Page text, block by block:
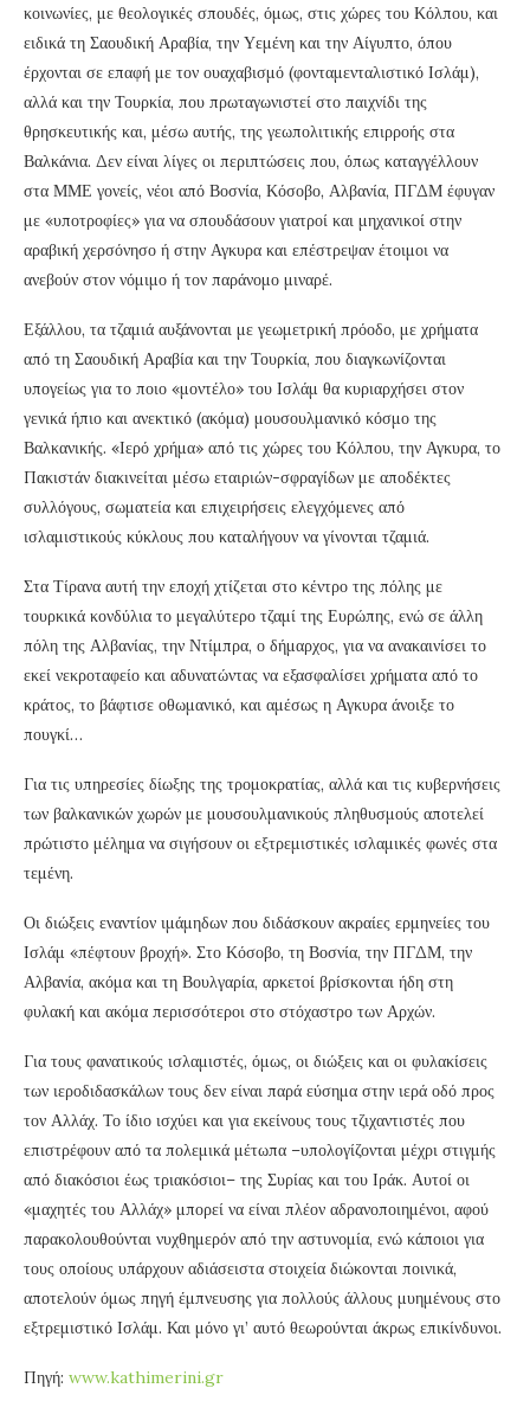
κοινωνίες, με θεολογικές σπουδές, όμως, στις χώρες του Κόλπου, και
ειδικά τη Σαουδική Αραβία, την Υεμένη και την Αίγυπτο, όπου
έρχονται σε επαφή με τον ουαχαβισμό (φονταμενταλιστικό Ισλάμ),
αλλά και την Τουρκία, που πρωταγωνιστεί στο παιχνίδι της
θρησκευτικής και, μέσω αυτής, της γεωπολιτικής επιρροής στα
Βαλκάνια. Δεν είναι λίγες οι περιπτώσεις που, όπως καταγγέλλουν
στα ΜΜΕ γονείς, νέοι από Βοσνία, Κόσοβο, Αλβανία, ΠΓΔΜ έφυγαν
με «υποτροφίες» για να σπουδάσουν γιατροί και μηχανικοί στην
αραβική χερσόνησο ή στην Αγκυρα και επέστρεψαν έτοιμοι να
ανεβούν στον νόμιμο ή τον παράνομο μιναρέ.
Εξάλλου, τα τζαμιά αυξάνονται με γεωμετρική πρόοδο, με χρήματα
από τη Σαουδική Αραβία και την Τουρκία, που διαγκωνίζονται
υπογείως για το ποιο «μοντέλο» του Ισλάμ θα κυριαρχήσει στον
γενικά ήπιο και ανεκτικό (ακόμα) μουσουλμανικό κόσμο της
Βαλκανικής. «Ιερό χρήμα» από τις χώρες του Κόλπου, την Αγκυρα, το
Πακιστάν διακινείται μέσω εταιριών-σφραγίδων με αποδέκτες
συλλόγους, σωματεία και επιχειρήσεις ελεγχόμενες από
ισλαμιστικούς κύκλους που καταλήγουν να γίνονται τζαμιά.
Στα Τίρανα αυτή την εποχή χτίζεται στο κέντρο της πόλης με
τουρκικά κονδύλια το μεγαλύτερο τζαμί της Ευρώπης, ενώ σε άλλη
πόλη της Αλβανίας, την Ντίμπρα, ο δήμαρχος, για να ανακαινίσει το
εκεί νεκροταφείο και αδυνατώντας να εξασφαλίσει χρήματα από το
κράτος, το βάφτισε οθωμανικό, και αμέσως η Αγκυρα άνοιξε το
πουγκί…
Για τις υπηρεσίες δίωξης της τρομοκρατίας, αλλά και τις κυβερνήσεις
των βαλκανικών χωρών με μουσουλμανικούς πληθυσμούς αποτελεί
πρώτιστο μέλημα να σιγήσουν οι εξτρεμιστικές ισλαμικές φωνές στα
τεμένη.
Οι διώξεις εναντίον ιμάμηδων που διδάσκουν ακραίες ερμηνείες του
Ισλάμ «πέφτουν βροχή». Στο Κόσοβο, τη Βοσνία, την ΠΓΔΜ, την
Αλβανία, ακόμα και τη Βουλγαρία, αρκετοί βρίσκονται ήδη στη
φυλακή και ακόμα περισσότεροι στο στόχαστρο των Αρχών.
Για τους φανατικούς ισλαμιστές, όμως, οι διώξεις και οι φυλακίσεις
των ιεροδιδασκάλων τους δεν είναι παρά εύσημα στην ιερά οδό προς
τον Αλλάχ. Το ίδιο ισχύει και για εκείνους τους τζιχαντιστές που
επιστρέφουν από τα πολεμικά μέτωπα –υπολογίζονται μέχρι στιγμής
από διακόσιοι έως τριακόσιοι– της Συρίας και του Ιράκ. Αυτοί οι
«μαχητές του Αλλάχ» μπορεί να είναι πλέον αδρανοποιημένοι, αφού
παρακολουθούνται νυχθημερόν από την αστυνομία, ενώ κάποιοι για
τους οποίους υπάρχουν αδιάσειστα στοιχεία διώκονται ποινικά,
αποτελούν όμως πηγή έμπνευσης για πολλούς άλλους μυημένους στο
εξτρεμιστικό Ισλάμ. Και μόνο γι’ αυτό θεωρούνται άκρως επικίνδυνοι.
Πηγή: www.kathimerini.gr